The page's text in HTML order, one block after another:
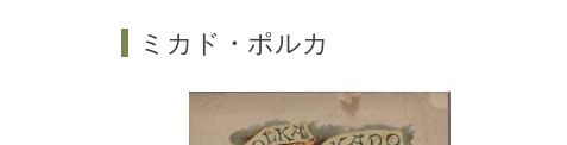
ミカド・ポルカ